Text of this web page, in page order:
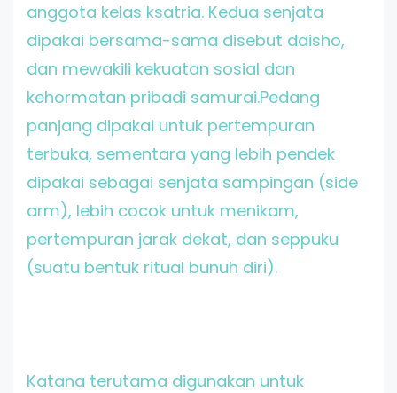
anggota kelas ksatria. Kedua senjata
dipakai bersama-sama disebut daisho,
dan mewakili kekuatan sosial dan
kehormatan pribadi samurai.Pedang
panjang dipakai untuk pertempuran
terbuka, sementara yang lebih pendek
dipakai sebagai senjata sampingan (side
arm), lebih cocok untuk menikam,
pertempuran jarak dekat, dan seppuku
(suatu bentuk ritual bunuh diri).
Katana terutama digunakan untuk